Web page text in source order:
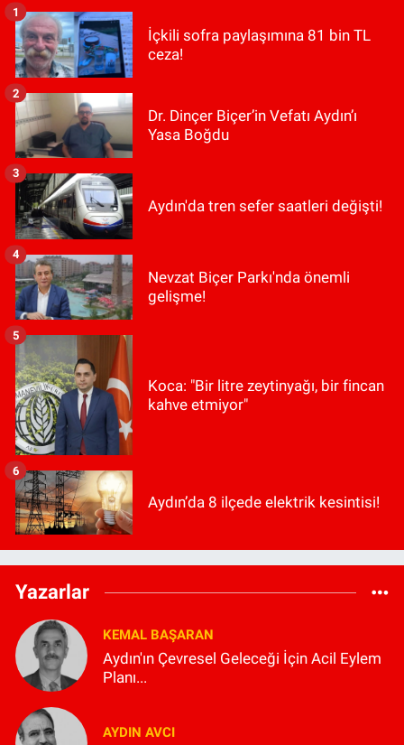
İçkili sofra paylaşımına 81 bin TL
ceza!
1
Dr. Dinçer Biçer’in Vefatı Aydın’ı
Yasa Boğdu
2
Aydın'da tren sefer saatleri değişti!
3
Nevzat Biçer Parkı'nda önemli
gelişme!
4
Koca: "Bir litre zeytinyağı, bir fincan
kahve etmiyor"
5
Aydın’da 8 ilçede elektrik kesintisi!
6
Yazarlar
KEMAL BAŞARAN
Aydın'ın Çevresel Geleceği İçin Acil Eylem
Planı...
AYDIN AVCI